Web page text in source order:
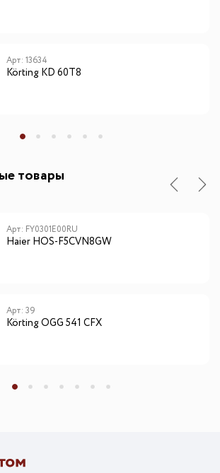
Арт: 13634
Körting KD 60T8
товары
Арт: FY0301E00RU
Haier HOS-F5CVN8GW
Арт: 39
Körting OGG 541 CFX